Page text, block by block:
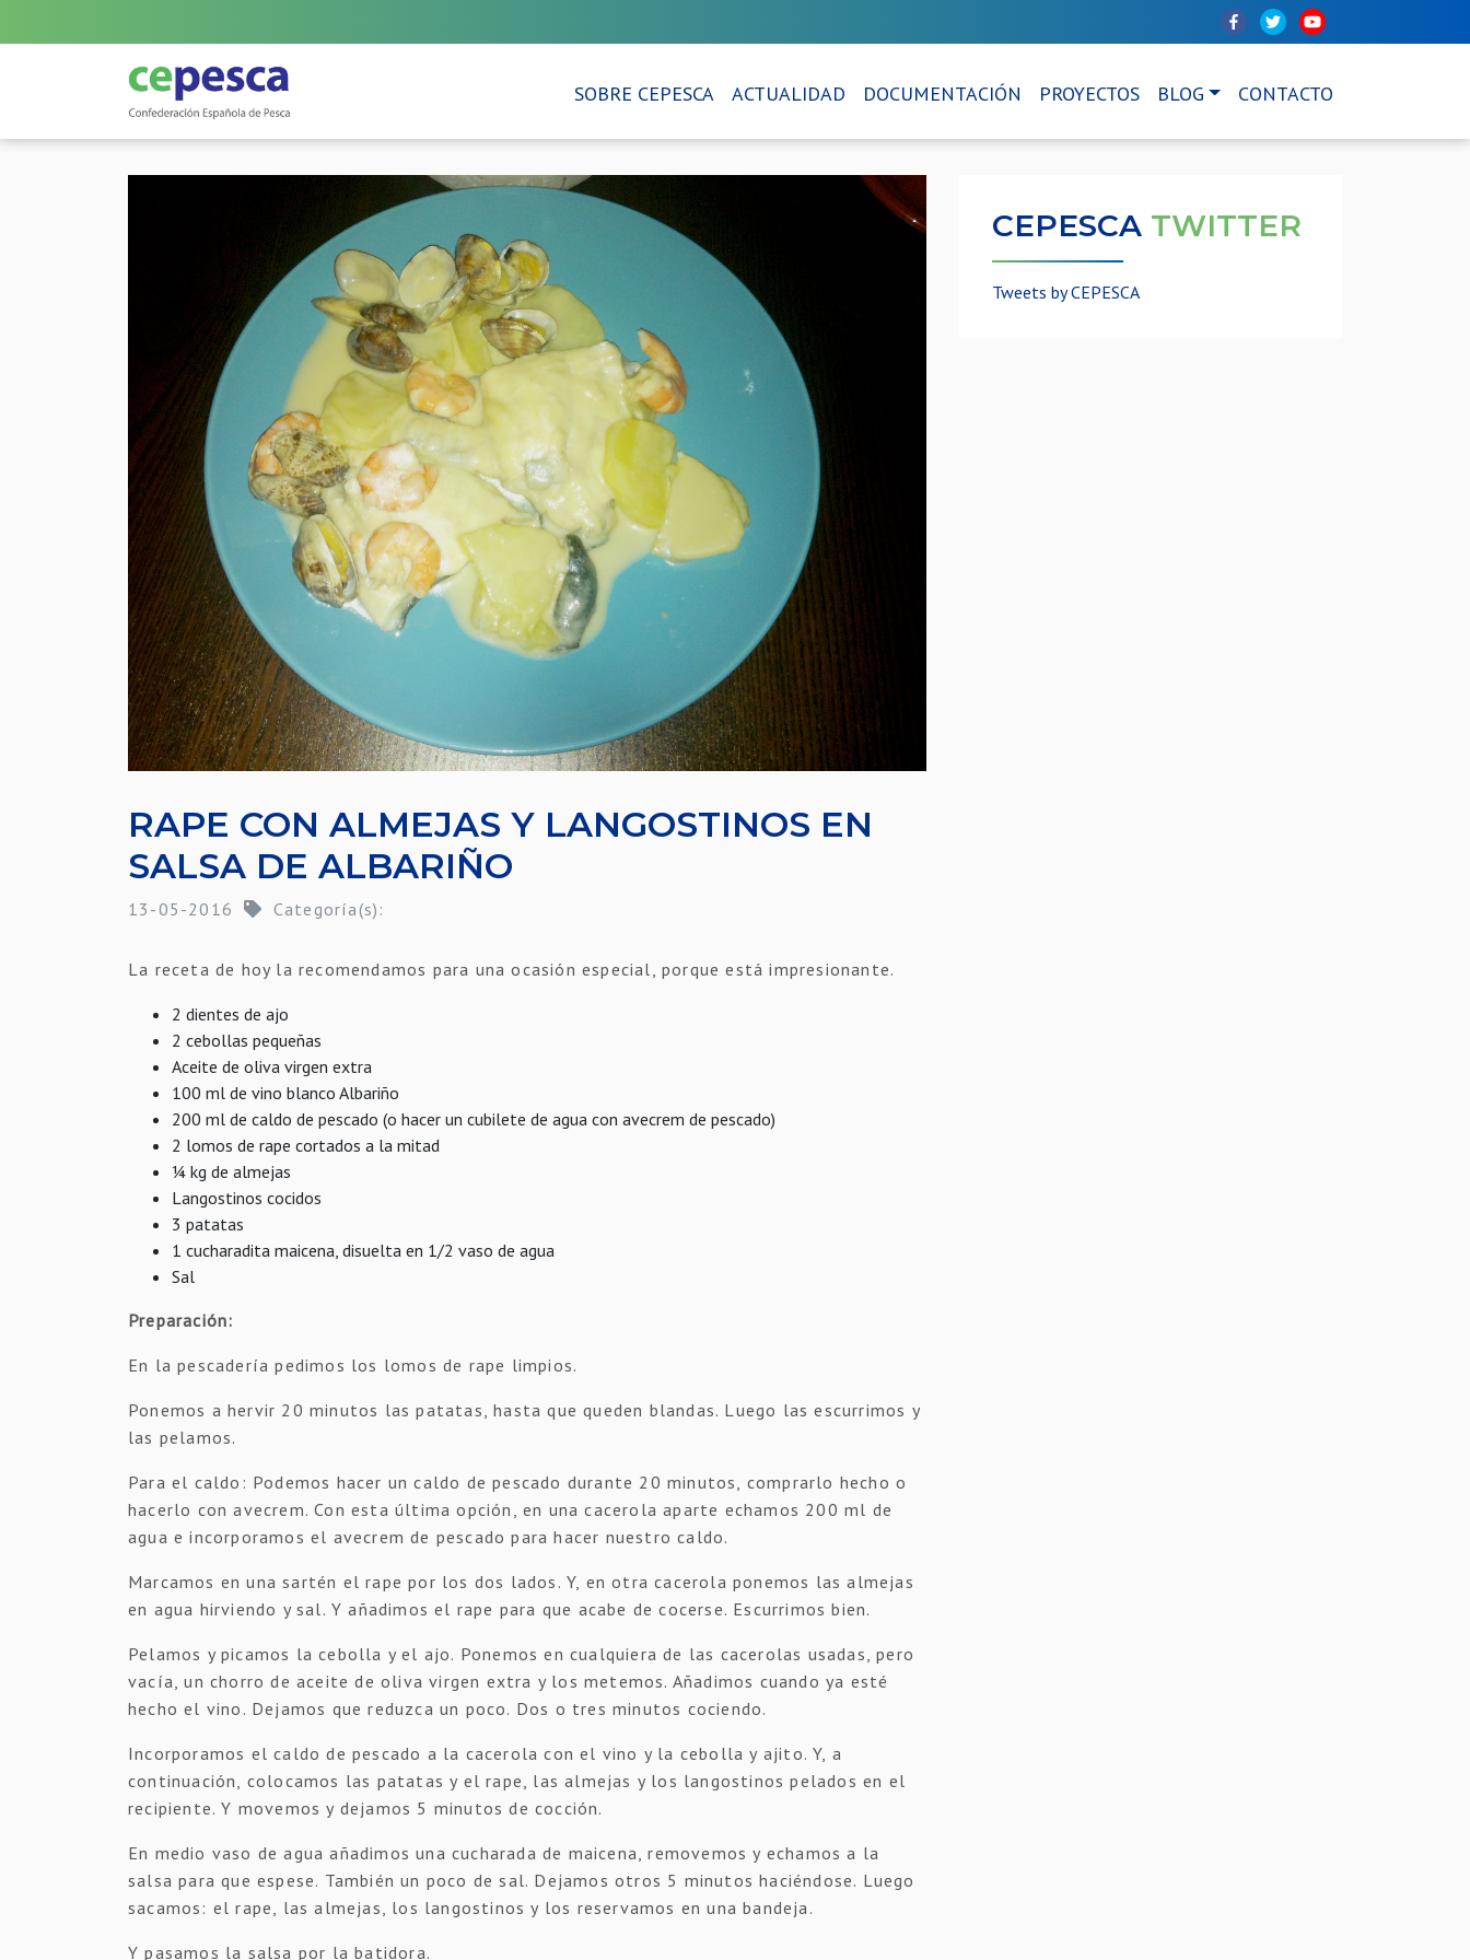
SOBRE CEPESCA ACTUALIDAD DOCUMENTACIÓN PROYECTOS BLOG CONTACTO
RAPE CON ALMEJAS Y LANGOSTINOS EN
SALSA DE ALBARIÑO
13-05-2016 Categoría(s):
La receta de hoy la recomendamos para una ocasión especial, porque está impresionante.
2 dientes de ajo
2 cebollas pequeñas
Aceite de oliva virgen extra
100 ml de vino blanco Albariño
200 ml de caldo de pescado (o hacer un cubilete de agua con avecrem de pescado)
2 lomos de rape cortados a la mitad
¼ kg de almejas
Langostinos cocidos
3 patatas
1 cucharadita maicena, disuelta en 1/2 vaso de agua
Sal
Preparación:
En la pescadería pedimos los lomos de rape limpios.
Ponemos a hervir 20 minutos las patatas, hasta que queden blandas. Luego las escurrimos y
las pelamos.
Para el caldo: Podemos hacer un caldo de pescado durante 20 minutos, comprarlo hecho o
hacerlo con avecrem. Con esta última opción, en una cacerola aparte echamos 200 ml de
agua e incorporamos el avecrem de pescado para hacer nuestro caldo.
Marcamos en una sartén el rape por los dos lados. Y, en otra cacerola ponemos las almejas
en agua hirviendo y sal. Y añadimos el rape para que acabe de cocerse. Escurrimos bien.
Pelamos y picamos la cebolla y el ajo. Ponemos en cualquiera de las cacerolas usadas, pero
vacía, un chorro de aceite de oliva virgen extra y los metemos. Añadimos cuando ya esté
hecho el vino. Dejamos que reduzca un poco. Dos o tres minutos cociendo.
Incorporamos el caldo de pescado a la cacerola con el vino y la cebolla y ajito. Y, a
continuación, colocamos las patatas y el rape, las almejas y los langostinos pelados en el
recipiente. Y movemos y dejamos 5 minutos de cocción.
En medio vaso de agua añadimos una cucharada de maicena, removemos y echamos a la
salsa para que espese. También un poco de sal. Dejamos otros 5 minutos haciéndose. Luego
sacamos: el rape, las almejas, los langostinos y los reservamos en una bandeja.
Y pasamos la salsa por la batidora.
CEPESCA TWITTER
Tweets by CEPESCA